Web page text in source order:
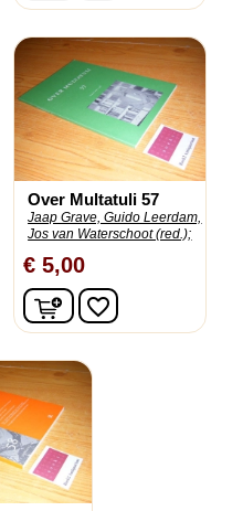
Over Multatuli 57
Jaap Grave, Guido Leerdam,
Jos van Waterschoot (red.);
€ 5,00
In winkelwagen
favorite_border